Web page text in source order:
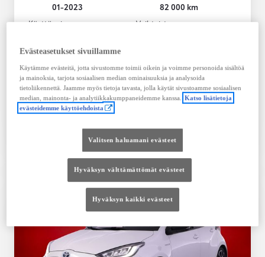
01-2023
82 000 km
Käyttövoima
Vaihteisto
Näytä lisää
38 900,00 €
495,23 € / kk
Tutustu autoon
Vertaile
Evästeasetukset sivuillamme
Käytämme evästeitä, jotta sivustomme toimii oikein ja voimme personoida sisältöä
ja mainoksia, tarjota sosiaalisen median ominaisuuksia ja analysoida
tietoliikennettä. Jaamme myös tietoja tavasta, jolla käytät sivustoamme sosiaalisen
median, mainonta- ja analytiikkakumppaneidemme kanssa. Katso lisätietoja
evästeidemme käyttöehdoista
Valitsen haluamani evästeet
Hyväksyn välttämättömät evästeet
Hyväksyn kaikki evästeet